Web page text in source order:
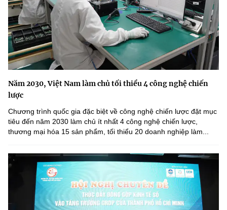
Năm 2030, Việt Nam làm chủ tối thiểu 4 công nghệ chiến
lược
Chương trình quốc gia đặc biệt về công nghệ chiến lược đặt mục
tiêu đến năm 2030 làm chủ ít nhất 4 công nghệ chiến lược,
thương mại hóa 15 sản phẩm, tối thiểu 20 doanh nghiệp làm...